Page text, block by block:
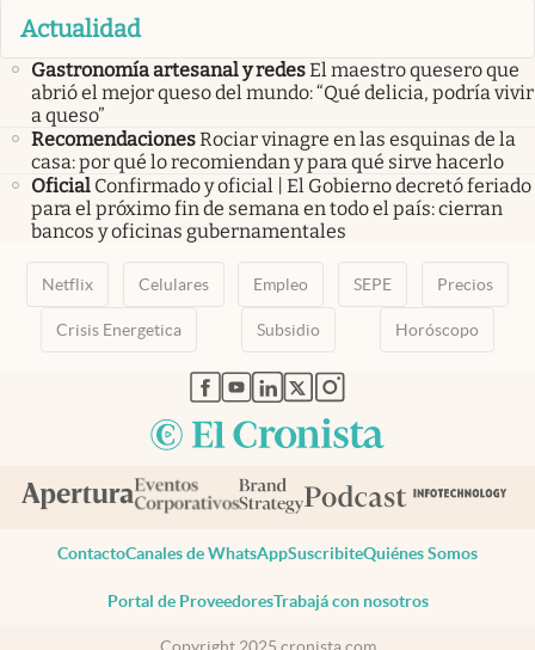
Actualidad
Gastronomía artesanal y redesEl maestro quesero que
abrió el mejor queso del mundo: “Qué delicia, podría vivir
a queso”
RecomendacionesRociar vinagre en las esquinas de la
casa: por qué lo recomiendan y para qué sirve hacerlo
Oficial Confirmado y oficial | El Gobierno decretó feriado
para el próximo fin de semana en todo el país: cierran
bancos y oficinas gubernamentales
Netflix Celulares Empleo SEPE Precios
Crisis Energetica Subsidio Horóscopo
abre en nueva pestaña
abre en nueva pestaña
abre en nueva pestaña
abre en nueva pestaña
abre en nueva pestaña
ContactoCanales de WhatsAppSuscribiteQuiénes Somos
Portal de ProveedoresTrabajá con nosotros